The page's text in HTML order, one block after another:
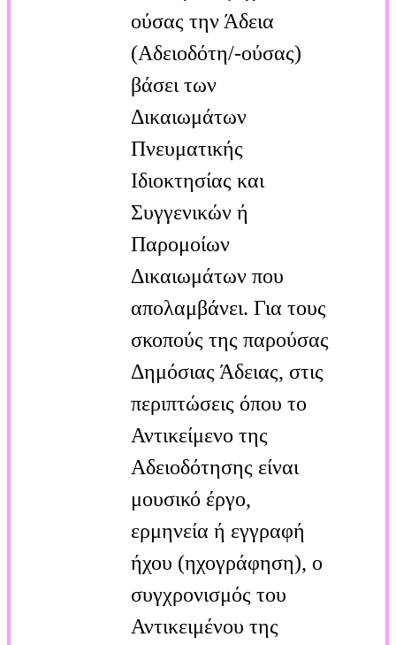
ούσας την Άδεια
(Αδειοδότη/-ούσας)
βάσει των
Δικαιωμάτων
Πνευματικής
Ιδιοκτησίας και
Συγγενικών ή
Παρομοίων
Δικαιωμάτων που
απολαμβάνει. Για τους
σκοπούς της παρούσας
Δημόσιας Άδειας, στις
περιπτώσεις όπου το
Αντικείμενο της
Αδειοδότησης είναι
μουσικό έργο,
ερμηνεία ή εγγραφή
ήχου (ηχογράφηση), ο
συγχρονισμός του
Αντικειμένου της